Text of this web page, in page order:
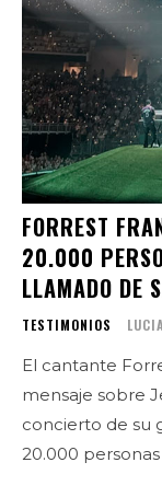
FORREST
20.000
LLAMADO DE
TESTIMONIOS
El cantante
mensaje sobre
concierto de su
20.000 personas